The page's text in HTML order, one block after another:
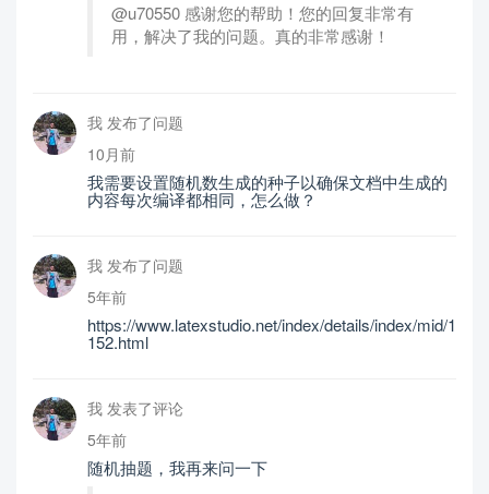
@u70550 感谢您的帮助！您的回复非常有
用，解决了我的问题。真的非常感谢！
我 发布了问题
10月前
我需要设置随机数生成的种子以确保文档中生成的
内容每次编译都相同，怎么做？
我 发布了问题
5年前
https://www.latexstudio.net/index/details/index/mid/1
152.html
我 发表了评论
5年前
随机抽题，我再来问一下